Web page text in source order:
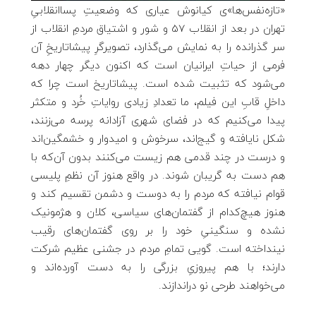
«تازه‌نفس‌ها»ی کیانوش عیاری که وضعیتِ پساانقلابیِ
تهران در بعد از انقلاب 57 و شور و اشتیاق مردمِ انقلاب از
سر گذرانده را به نمایش می‌گذارد، تصویرگرِ پیشاتاریخِ آن
فرمی از حیاتِ ایرانیان است که اکنون دیگر چهار دهه
می‌شود که تثبیت شده است. پیشاتاریخ است چرا که
داخلِ قابِ این فیلم، ما تعدادِ زیادی روایاتِ خُرد و متکثر
پیدا می‌کنیم که در فضای شهری آزادانه پرسه می‌زنند،
شکل نایافته و گیج‌اند، سرخوش و امیدوار و خشمگین‌اند
و درست در چند قدمی هم زیست می‌کنند بدون آن‌که با
هم دست به گریبان شوند. در واقع هنوز آن نظمِ پلیسی
قوام نیافته که مردم را به دوست و دشمن تقسیم کند و
هنوز هیچ‌کدام از گفتمان‌های سیاسی، کلان و هژمونیک
نشده و سنگینیِ خود را بر روی گفتمان‌های رقیب
نینداخته است. گویی تمامِ مردم در جشنی عظیم شرکت
دارند؛ با هم پیروزیِ بزرگی را به دست آورده‌اند و
می‌خواهند طرحی نو دراندازند.